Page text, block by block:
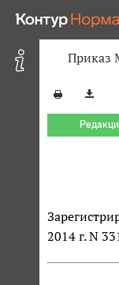
Приказ
2014 г. N